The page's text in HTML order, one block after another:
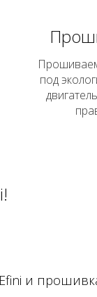
под
и